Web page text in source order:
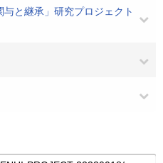
と継承」研究プロジェクト